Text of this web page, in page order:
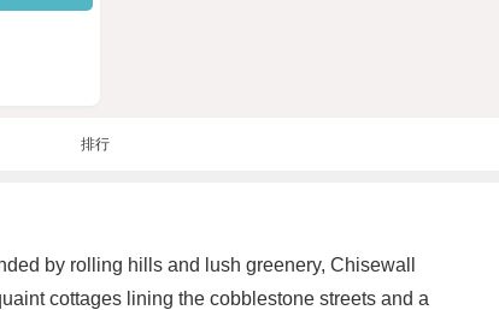
排行
by rolling hills and lush greenery, Chisewall
cottages lining the cobblestone streets and a